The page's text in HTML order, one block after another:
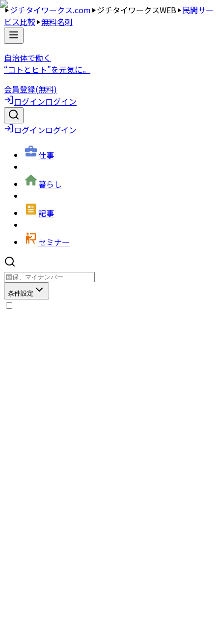
ジチタイワークス.com ジチタイワークスWEB 民間サー
ビス比較 無料名刺
自治体で働く
“コトとヒト”を元気に。
会員登録(無料)
ログインログイン
ログインログイン
仕事
暮らし
記事
セミナー
条件設定